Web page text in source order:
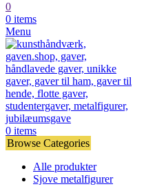
0
0 items
Menu
0 items
Browse Categories
Alle produkter
Sjove metalfigurer